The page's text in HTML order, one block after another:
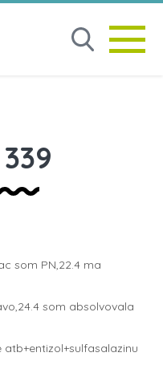
som PN,22.4 ma
som absolvovala
atb+entizol+sulfasalazinu